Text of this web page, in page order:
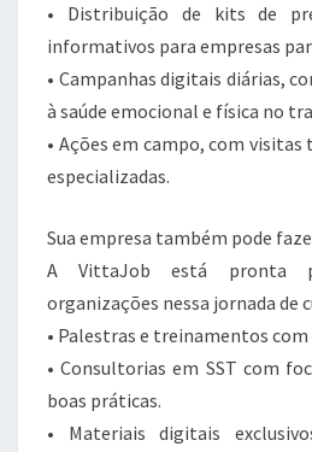
• Distribuição de kits de
informativos para empresas
• Campanhas digitais diárias,
à saúde emocional e física no
• Ações em campo, com
especializadas.
Sua empresa também pode
A VittaJob está pronta
organizações nessa jornada de
• Palestras e treinamentos
• Consultorias em SST com
boas práticas.
• Materiais digitais